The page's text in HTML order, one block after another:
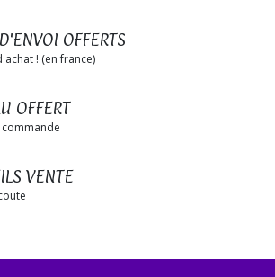
OFFERTS
! (en france)
OFFERT
VENTE